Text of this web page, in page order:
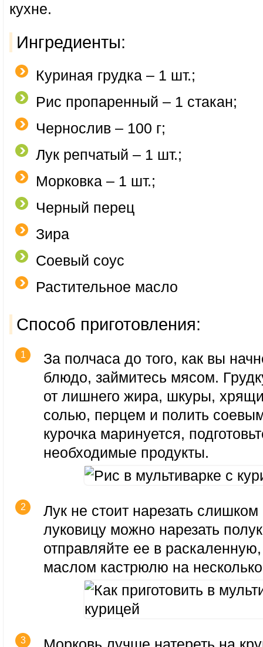
кухне.
Ингредиенты:
Куриная грудка – 1 шт.;
Рис пропаренный – 1 стакан;
Чернослив – 100 г;
Лук репчатый – 1 шт.;
Морковка – 1 шт.;
Черный перец
Зира
Соевый соус
Растительное масло
Способ приготовления:
За полчаса до того, как вы
блюдо, займитесь мясом.
от лишнего жира, шкуры,
солью, перцем и полить
курочка маринуется,
необходимые продукты.
Лук не стоит нарезать
луковицу можно нарезать
отправляйте ее в
маслом кастрюлю на